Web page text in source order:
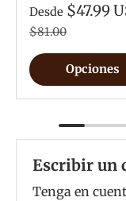
Desde $47.99
$81.00
Opciones
Escribir un
Tenga en